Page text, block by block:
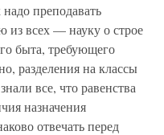
преподавать
из всех — науку о строе
быта, требующего
разделения на классы
все, что равенства
назначения
отвечать перед